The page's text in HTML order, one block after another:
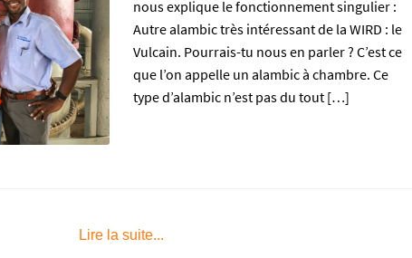
nous explique le fonctionnement singulier :
Autre alambic très intéressant de la WIRD : le
Vulcain. Pourrais-tu nous en parler ? C’est ce
que l’on appelle un alambic à chambre. Ce
type d’alambic n’est pas du tout […]
Lire la suite...